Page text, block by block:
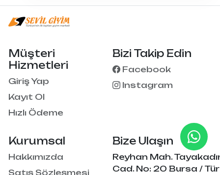
Kurumsal
Hakkımızda
Satış Sözleşmesi
Müşteri
Hizmetleri
Giriş Yap
Kayıt Ol
Hızlı Ödeme
Bizi Takip Edin
Facebook
Instagram
Bize Ulaşın
Reyhan Mah.
Cad. No: 20 Bursa /